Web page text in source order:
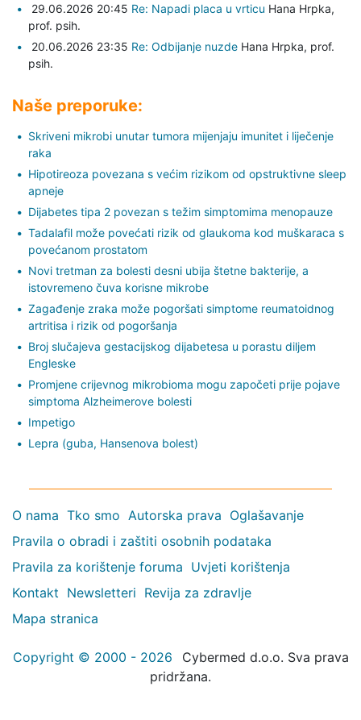
29.06.2026 20:45 Re: Napadi placa u vrticu Hana Hrpka,
prof. psih.
20.06.2026 23:35 Re: Odbijanje nuzde Hana Hrpka, prof.
psih.
Naše preporuke:
Skriveni mikrobi unutar tumora mijenjaju imunitet i liječenje
raka
Hipotireoza povezana s većim rizikom od opstruktivne sleep
apneje
Dijabetes tipa 2 povezan s težim simptomima menopauze
Tadalafil može povećati rizik od glaukoma kod muškaraca s
povećanom prostatom
Novi tretman za bolesti desni ubija štetne bakterije, a
istovremeno čuva korisne mikrobe
Zagađenje zraka može pogoršati simptome reumatoidnog
artritisa i rizik od pogoršanja
Broj slučajeva gestacijskog dijabetesa u porastu diljem
Engleske
Promjene crijevnog mikrobioma mogu započeti prije pojave
simptoma Alzheimerove bolesti
Impetigo
Lepra (guba, Hansenova bolest)
O nama Tko smo Autorska prava Oglašavanje
Pravila o obradi i zaštiti osobnih podataka
Pravila za korištenje foruma Uvjeti korištenja
Kontakt Newsletteri Revija za zdravlje
Mapa stranica
Copyright © 2000 - 2026
Cybermed d.o.o. Sva prava
pridržana.